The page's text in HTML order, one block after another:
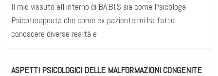
Il mio vissuto all’interno di BA.BI.S sia come Psicologa-
Psicoterapeuta che come ex paziente mi ha fatto
conoscere diverse realtà e
ASPETTI PSICOLOGICI DELLE MALFORMAZIONI CONGENITE